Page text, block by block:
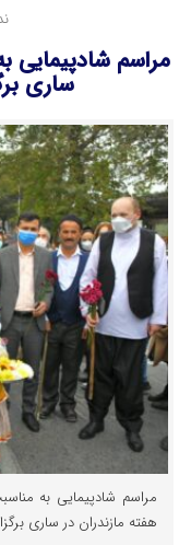
مراسم شادپیمایی
ساری
مراسم شادپیمایی به
هفته مازندران در ساری